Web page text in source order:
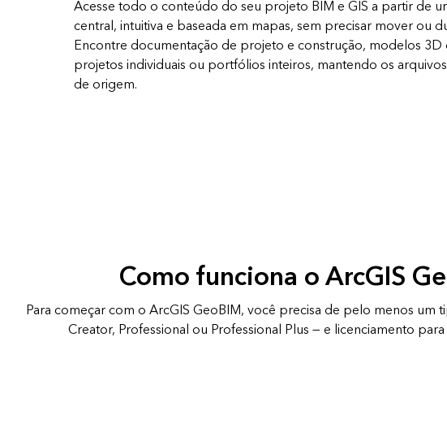
Acesse todo o conteúdo do seu projeto BIM e GIS a partir de
central, intuitiva e baseada em mapas, sem precisar mover ou
Encontre documentação de projeto e construção, modelos
projetos individuais ou portfólios inteiros, mantendo os
de origem.
Como funciona o ArcGIS
Para começar com o ArcGIS GeoBIM, você precisa de pelo menos um
Creator, Professional ou Professional Plus — e licenciamento